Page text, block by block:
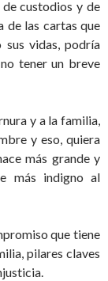
custodios y de
de las cartas que
sus vidas, podría
tener un breve
y a la familia,
y eso, quiera
más grande y
más indigno al
que tiene
pilares claves